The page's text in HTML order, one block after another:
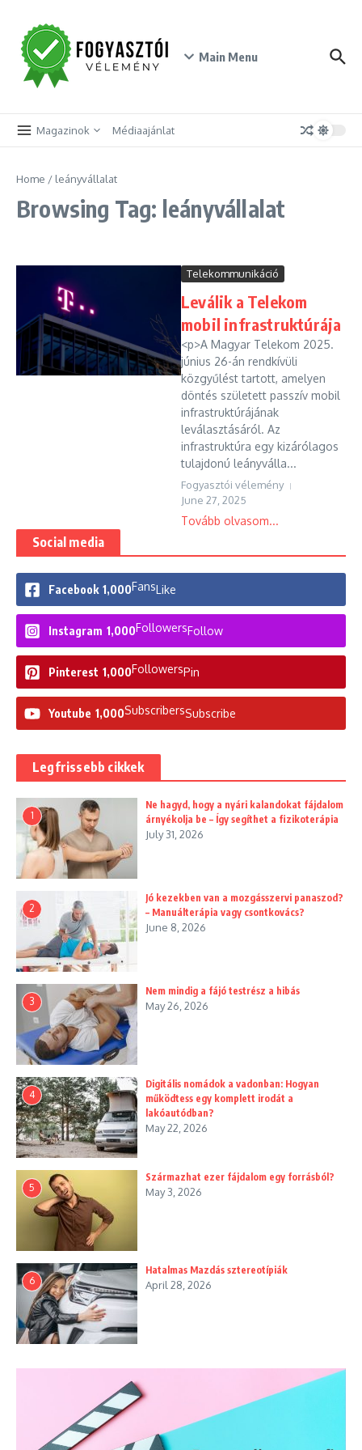
Main Menu
Magazinok Médiaajánlat
Home / leányvállalat
Browsing Tag: leányvállalat
Telekommunikáció
Leválik a Telekom
mobil infrastruktúrája
<p>A Magyar Telekom 2025.
június 26-án rendkívüli
közgyűlést tartott, amelyen
döntés született passzív mobil
infrastruktúrájának
leválasztásáról. Az
infrastruktúra egy kizárólagos
tulajdonú leányválla...
Fogyasztói vélemény
June 27, 2025
Tovább olvasom...
Social media
Facebook 1,000FansLike
Instagram 1,000FollowersFollow
Pinterest 1,000FollowersPin
Youtube 1,000SubscribersSubscribe
Legfrissebb cikkek
1
Ne hagyd, hogy a nyári kalandokat fájdalom
árnyékolja be – Így segíthet a fizikoterápia
July 31, 2026
2
Jó kezekben van a mozgásszervi panaszod?
– Manuálterápia vagy csontkovács?
June 8, 2026
3
Nem mindig a fájó testrész a hibás
May 26, 2026
4
Digitális nomádok a vadonban: Hogyan
működtess egy komplett irodát a
lakóautódban?
May 22, 2026
5
Származhat ezer fájdalom egy forrásból?
May 3, 2026
6
Hatalmas Mazdás sztereotípiák
April 28, 2026